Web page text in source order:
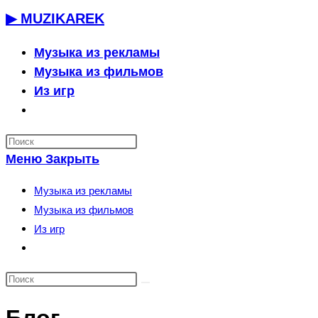
Перейти
содержимому
▶ MUZIKAREK
Музыка из рекламы
Музыка из фильмов
Из игр
по
веб-
сайту
Меню Закрыть
Музыка из рекламы
Музыка из фильмов
Из игр
по